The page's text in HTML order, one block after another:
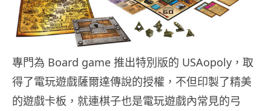
專門為 Board game 推出特別版的 USAopoly，取
得了電玩遊戲薩爾達傳說的授權，不但印製了精美
的遊戲卡板，就連棋子也是電玩遊戲內常見的弓